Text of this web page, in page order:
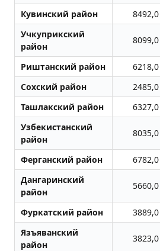
Кувинский район 8492,0
Учкуприкский
район
8099,0
Риштанский район 6218,0
Сохский район
2485,0
Ташлакский район
6327,0
Узбекистанский
район
8035,0
Ферганский район 6782,0
Дангаринский
район
5660,0
Фуркатский район 3889,0
Язъяванский
район
3823,0